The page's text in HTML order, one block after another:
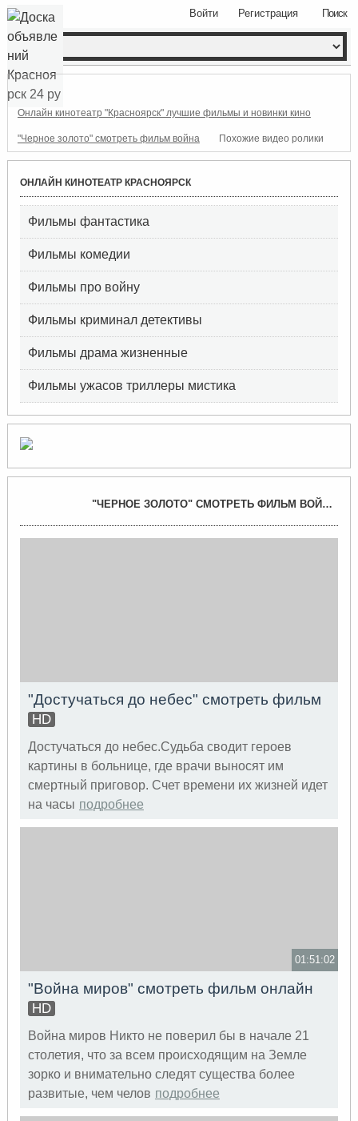
Поиск
Войти Регистрация
Онлайн кинотеатр "Красноярск" лучшие фильмы и новинки кино
"Черное золото" смотреть фильм война Похожие видео ролики
ОНЛАЙН КИНОТЕАТР КРАСНОЯРСК
Фильмы фантастика
Фильмы комедии
Фильмы про войну
Фильмы криминал детективы
Фильмы драма жизненные
Фильмы ужасов триллеры мистика
"ЧЕРНОЕ ЗОЛОТО" СМОТРЕТЬ ФИЛЬМ ВОЙНА →
"Достучаться до небес" смотреть фильм
HD
Достучаться до небес.Судьба сводит героев
картины в больнице, где врачи выносят им
смертный приговор. Счет времени их жизней идет
на часы подробнее
01:51:02
"Война миров" смотреть фильм онлайн
HD
Война миров Никто не поверил бы в начале 21
столетия, что за всем происходящим на Земле
зорко и внимательно следят существа более
развитые, чем челов подробнее